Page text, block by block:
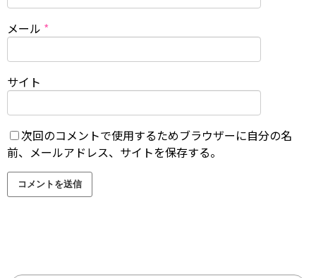
メール *
サイト
次回のコメントで使用するためブラウザーに自分の名
前、メールアドレス、サイトを保存する。